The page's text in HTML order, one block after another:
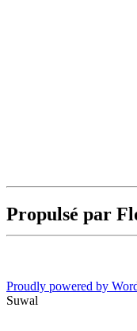
Propulsé par
Proudly powered by
Suwal